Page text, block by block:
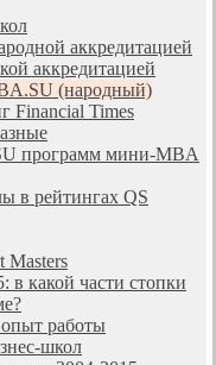
аккредитацией
аккредитацией
(народный)
Financial Times
программ мини-MBA
в рейтингах QS
Masters
какой части стопки
работы
школ